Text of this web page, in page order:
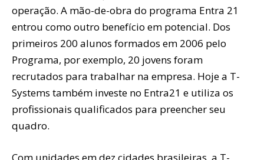
operação. A mão-de-obra do programa Entra 21
entrou como outro benefício em potencial. Dos
primeiros 200 alunos formados em 2006 pelo
Programa, por exemplo, 20 jovens foram
recrutados para trabalhar na empresa. Hoje a T-
Systems também investe no Entra21 e utiliza os
profissionais qualificados para preencher seu
quadro.
Com unidades em dez cidades brasileiras, a T-